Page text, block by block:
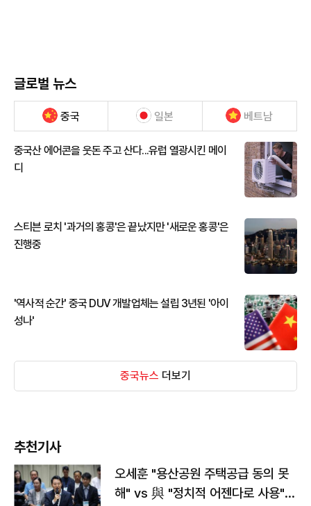
글로벌 뉴스
중국 일본 베트남
중국산 에어콘을 웃돈 주고 산다...유럽 열광시킨 메이
디
스티븐 로치 '과거의 홍콩'은 끝났지만 '새로운 홍콩'은
진행중
'역사적 순간' 중국 DUV 개발업체는 설립 3년된 '아이
성나'
중국뉴스 더보기
추천기사
오세훈 "용산공원 주택공급 동의 못
해" vs 與 "정치적 어젠다로 사용"